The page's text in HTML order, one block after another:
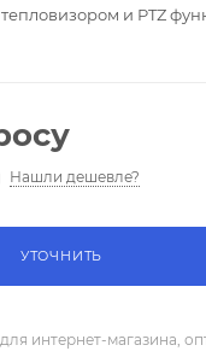
и PTZ
Нашли дешевле?
УТОЧНИТЬ
интернет-магазина,